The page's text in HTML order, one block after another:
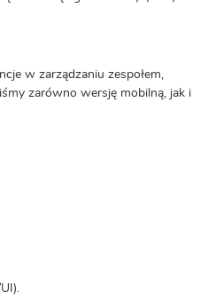
w zarządzaniu zespołem,
zarówno wersję mobilną, jak i